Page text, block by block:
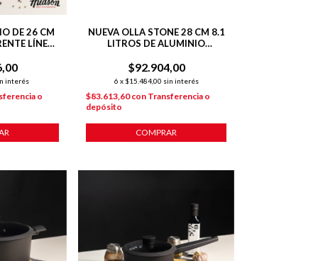
DE 26 CM
LÍNEA
interés
o
NUEVA OLLA STONE 28 CM 8.1
LITROS DE ALUMINIO
$92.904,00
6 x $15.484,00 sin interés
$83.613,60con Transferencia o
depósito
COMPRAR